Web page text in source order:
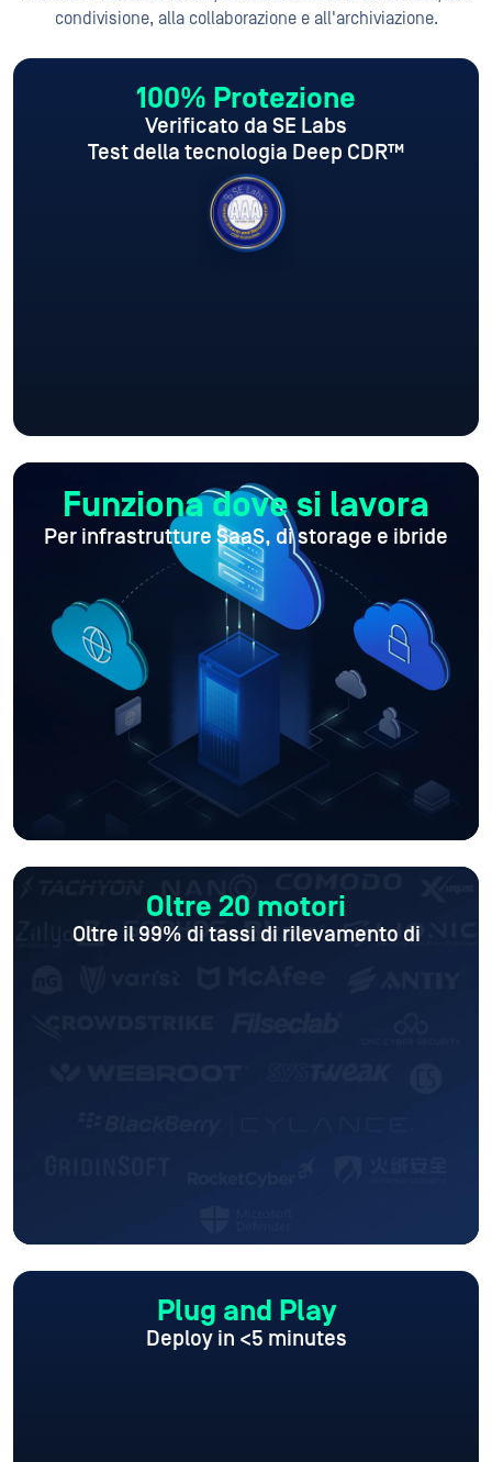
condivisione, alla collaborazione e all'archiviazione.
100% Protezione
Verificato da SE Labs
Test della tecnologia Deep CDR™
Funziona dove si lavora
Per infrastrutture SaaS, di storage e ibride
Oltre 20 motori
Oltre il 99% di tassi di rilevamento di
Plug and Play
Deploy in <5 minutes